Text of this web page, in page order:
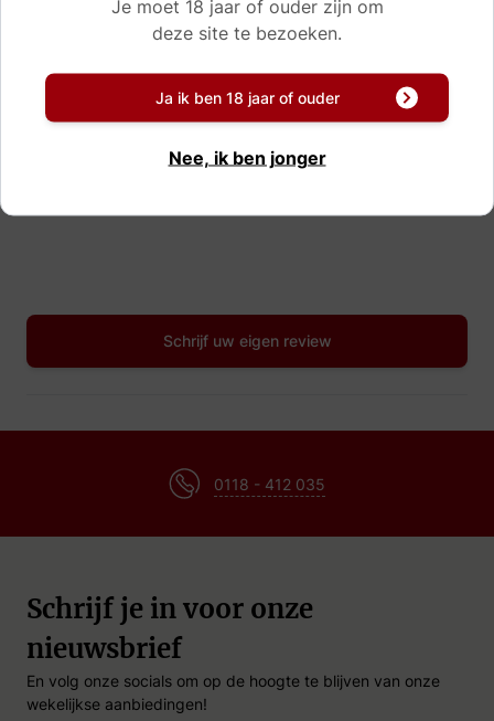
Schrijf uw eigen review
0118 - 412 035
Schrijf je in voor onze
nieuwsbrief
En volg onze socials om op de hoogte te blijven van onze
wekelijkse aanbiedingen!
Je moet 18 jaar of ouder zijn om
deze site te bezoeken.
Ja ik ben 18 jaar of ouder
Nee, ik ben jonger